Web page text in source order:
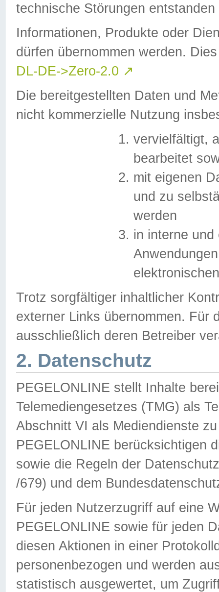
technische Störungen
Informationen, Produkte oder
dürfen übernommen werden.
DL-DE->Zero-2.0 ↗
Die bereitgestellten Daten und
nicht kommerzielle Nutzung
vervielfältigt,
bearbeitet
mit eigenen
und zu
werden
in interne
Trotz sorgfältiger inhaltlicher
externer Links übernommen. Für
ausschließlich deren Betreiber
2. Datenschutz
PEGELONLINE stellt Inhalte
Telemediengesetzes (TMG) als
Abschnitt VI als Mediendienste
PEGELONLINE berücksichtigen
sowie die Regeln der
/679) und dem
Für jeden Nutzerzugriff auf eine
PEGELONLINE sowie für jeden
diesen Aktionen in einer
personenbezogen und werden
statistisch ausgewertet, um